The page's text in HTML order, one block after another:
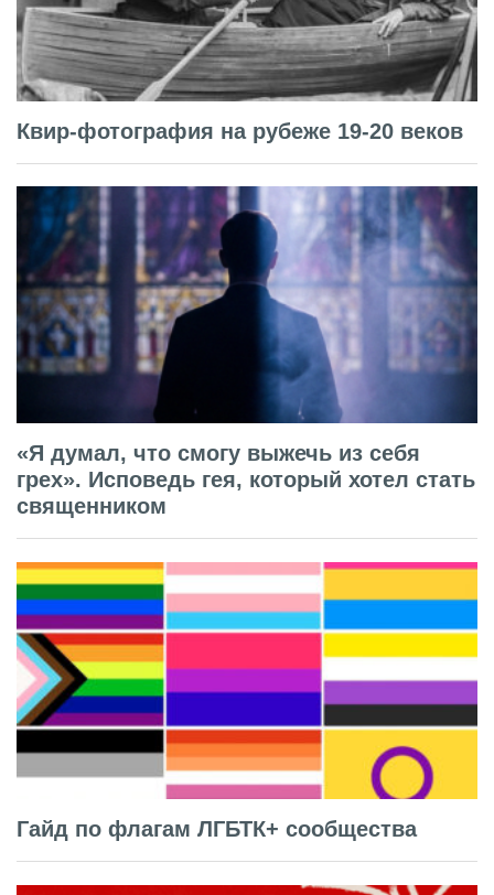
Квир-фотография на рубеже 19-20 веков
«Я думал, что смогу выжечь из себя
грех». Исповедь гея, который хотел стать
священником
Гайд по флагам ЛГБТК+ сообщества